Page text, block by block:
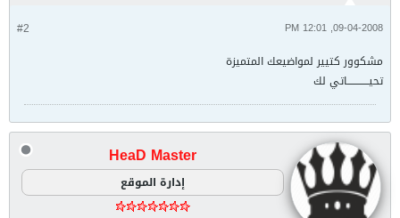
#2 09-04-2008, 12:01 PM
مشكوور كتيير لمواضيعك المتميزة
تحيــــــــــــاتي لك
HeaD Master
إدارة الموقع